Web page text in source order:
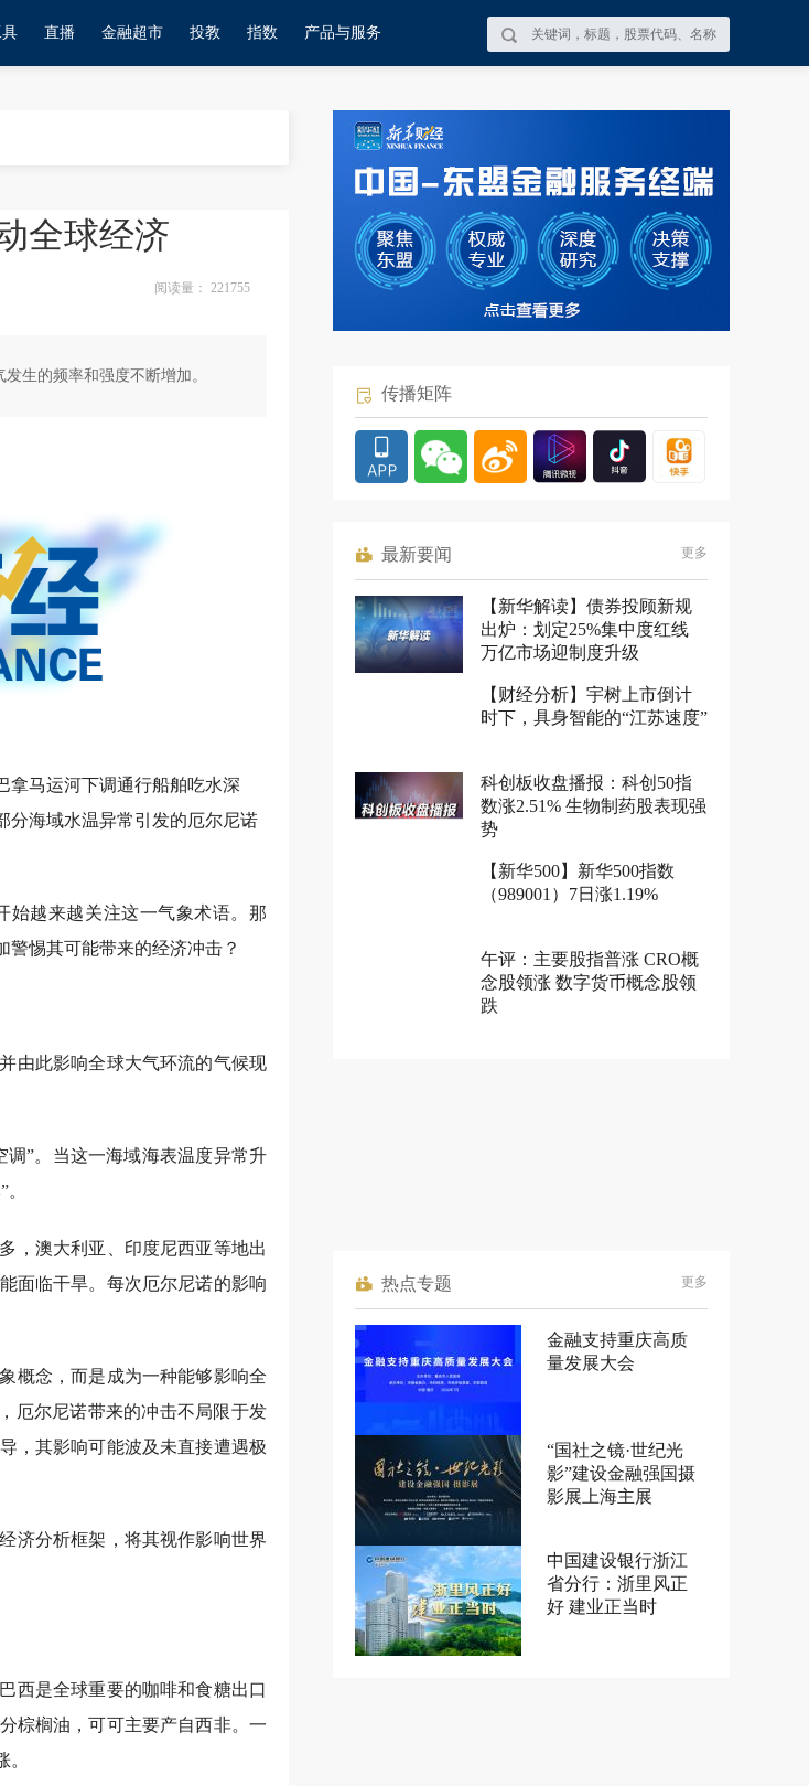
直播 金融超市 投教 指数 产品与服务
全球经济
阅读量： 221755
生的频率和强度不断增加。
拿马运河下调通行船舶吃水深
分海域水温异常引发的厄尔尼诺
始越来越关注这一气象术语。那
惕其可能带来的经济冲击？
由此影响全球大气环流的气候现
”。当这一海域海表温度异常升
，澳大利亚、印度尼西亚等地出
面临干旱。每次厄尔尼诺的影响
概念，而是成为一种能够影响全
厄尔尼诺带来的冲击不局限于发
，其影响可能波及未直接遭遇极
经济分析框架，将其视作影响世界
西是全球重要的咖啡和食糖出口
棕榈油，可可主要产自西非。一
传播矩阵
最新要闻 更多
【新华解读】债券投顾新规
出炉：划定25%集中度红线
万亿市场迎制度升级
【财经分析】宇树上市倒计
时下，具身智能的“江苏速度”
科创板收盘播报：科创50指
数涨2.51% 生物制药股表现强
势
【新华500】新华500指数
（989001）7日涨1.19%
午评：主要股指普涨 CRO概
念股领涨 数字货币概念股领
跌
热点专题 更多
金融支持重庆高质
量发展大会
“国社之镜·世纪光
影”建设金融强国摄
影展上海主展
中国建设银行浙江
省分行：浙里风正
好 建业正当时